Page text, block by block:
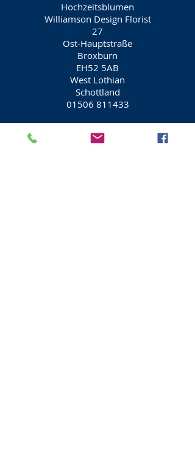
Hochzeitsblumen
Williamson Design Florist
27
Ost-Hauptstraße
Broxburn
EH52 5AB
West Lothian
Schottland
01506 811433
Duftblumen Ltd